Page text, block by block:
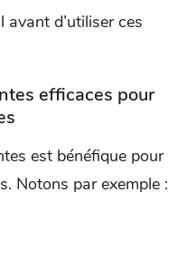
d’utiliser ces
efficaces pour
est bénéfique pour
Notons par exemple :